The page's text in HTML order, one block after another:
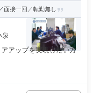
面接一回／転勤無し
アップを実現したい方